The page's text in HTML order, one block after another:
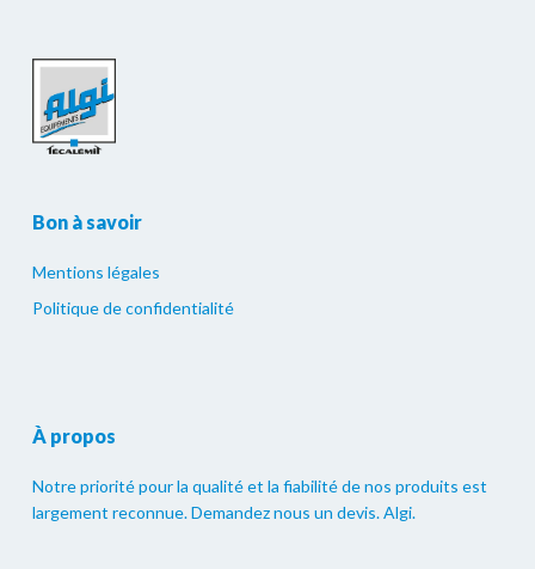
Bon à savoir
Mentions légales
Politique de confidentialité
À propos
Notre priorité pour la qualité et la fiabilité de nos produits est
largement reconnue. Demandez nous un devis. Algi.